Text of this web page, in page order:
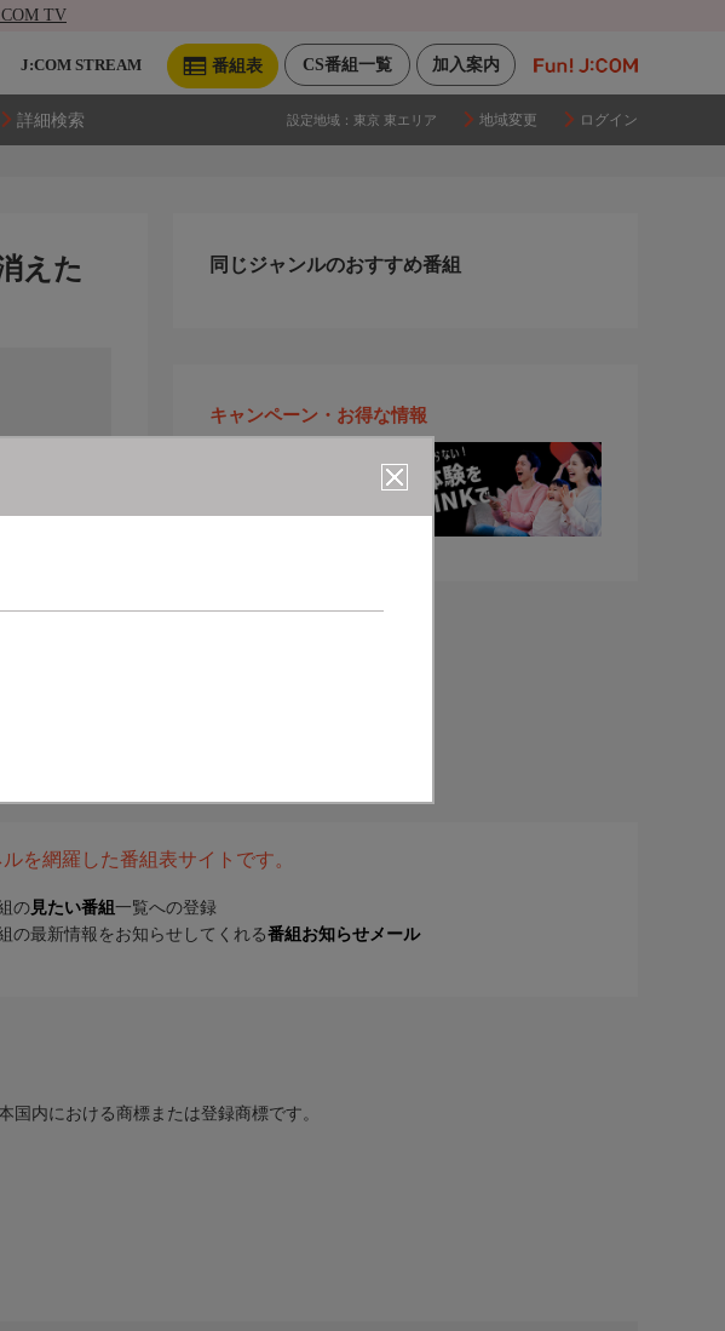
TV
加入案内
CS番組一覧
番組表
J:COM STREAM
詳細検索 設定地域： 東京 東エリア 地域変更 ログイン
えた
同じジャンルのおすすめ番組
キャンペーン・お得な情報
を網羅した番組表サイトです。
の 見たい番組 一覧への登録
の最新情報をお知らせしてくれる番組お知らせメール
国内における商標または登録商標です。